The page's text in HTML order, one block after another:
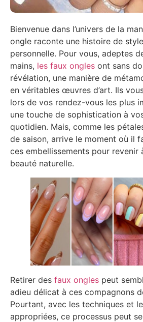
Bienvenue dans l’univers de la
ongle raconte une histoire de
personnelle. Pour vous, adeptes
mains, les faux ongles ont sans
révélation, une manière de
en véritables œuvres d’art. Ils
lors de vos rendez-vous les plus
une touche de sophistication à
quotidien. Mais, comme les
de saison, arrive le moment où il
ces embellissements pour revenir
beauté naturelle.
Retirer des faux ongles peut
adieu délicat à ces compagnons
Pourtant, avec les techniques et
appropriées, ce processus peut